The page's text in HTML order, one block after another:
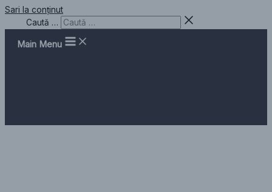
Sari la conținut
Caută …
Main Menu